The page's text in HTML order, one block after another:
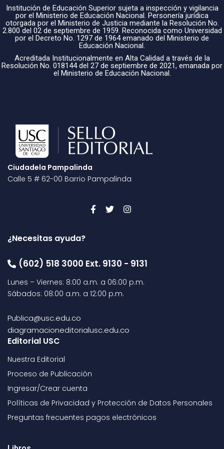
Institución de Educación Superior sujeta a inspección y vigilancia
por el Ministerio de Educación Nacional. Personería jurídica
otorgada por el Ministerio de Justicia mediante la Resolución No.
2.800 del 02 de septiembre de 1959. Reconocida como Universidad
por el Decreto No. 1297 de 1964 emanado del Ministerio de
Educación Nacional.
Acreditada Institucionalmente en Alta Calidad a través de la
Resolución No. 018144 del 27 de septiembre de 2021, emanada por
el Ministerio de Educación Nacional.
Ciudadela Pampalinda
Calle 5 # 62-00 Barrio Pampalinda
¿Necesitas ayuda?
(602) 518 3000 Ext. 9130 - 9131
Lunes – Viernes: 8:00 a.m. a 06:00 p.m.
Sábados: 08:00 a.m. a 12:00 p.m.
Publica@usc.edu.co
diagramacioneditorialusc.edu.co
Editorial USC
Nuestra Editorial
Proceso de Publicación
Ingresar/Crear cuenta
Políticas de Privacidad y Protección de Datos Personales
Preguntas frecuentes pagos electrónicos